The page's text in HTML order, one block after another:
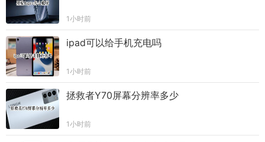
1小时前
ipad可以给手机充电吗
1小时前
拯救者Y70屏幕分辨率多少
1小时前